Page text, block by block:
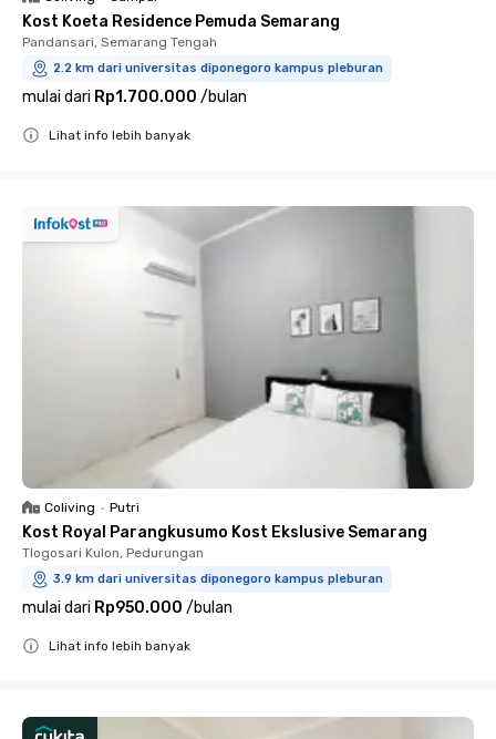
Kost Koeta Residence Pemuda Semarang
Pandansari, Semarang Tengah
2.2 km dari universitas diponegoro kampus pleburan
mulai dari Rp1.700.000 /bulan
Lihat info lebih banyak
Coliving • Putri
Kost Royal Parangkusumo Kost Ekslusive Semarang
Tlogosari Kulon, Pedurungan
3.9 km dari universitas diponegoro kampus pleburan
mulai dari Rp950.000 /bulan
Lihat info lebih banyak